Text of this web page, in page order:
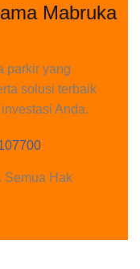
Mabruka
parkir yang
solusi terbaik
Anda.
Semua Hak